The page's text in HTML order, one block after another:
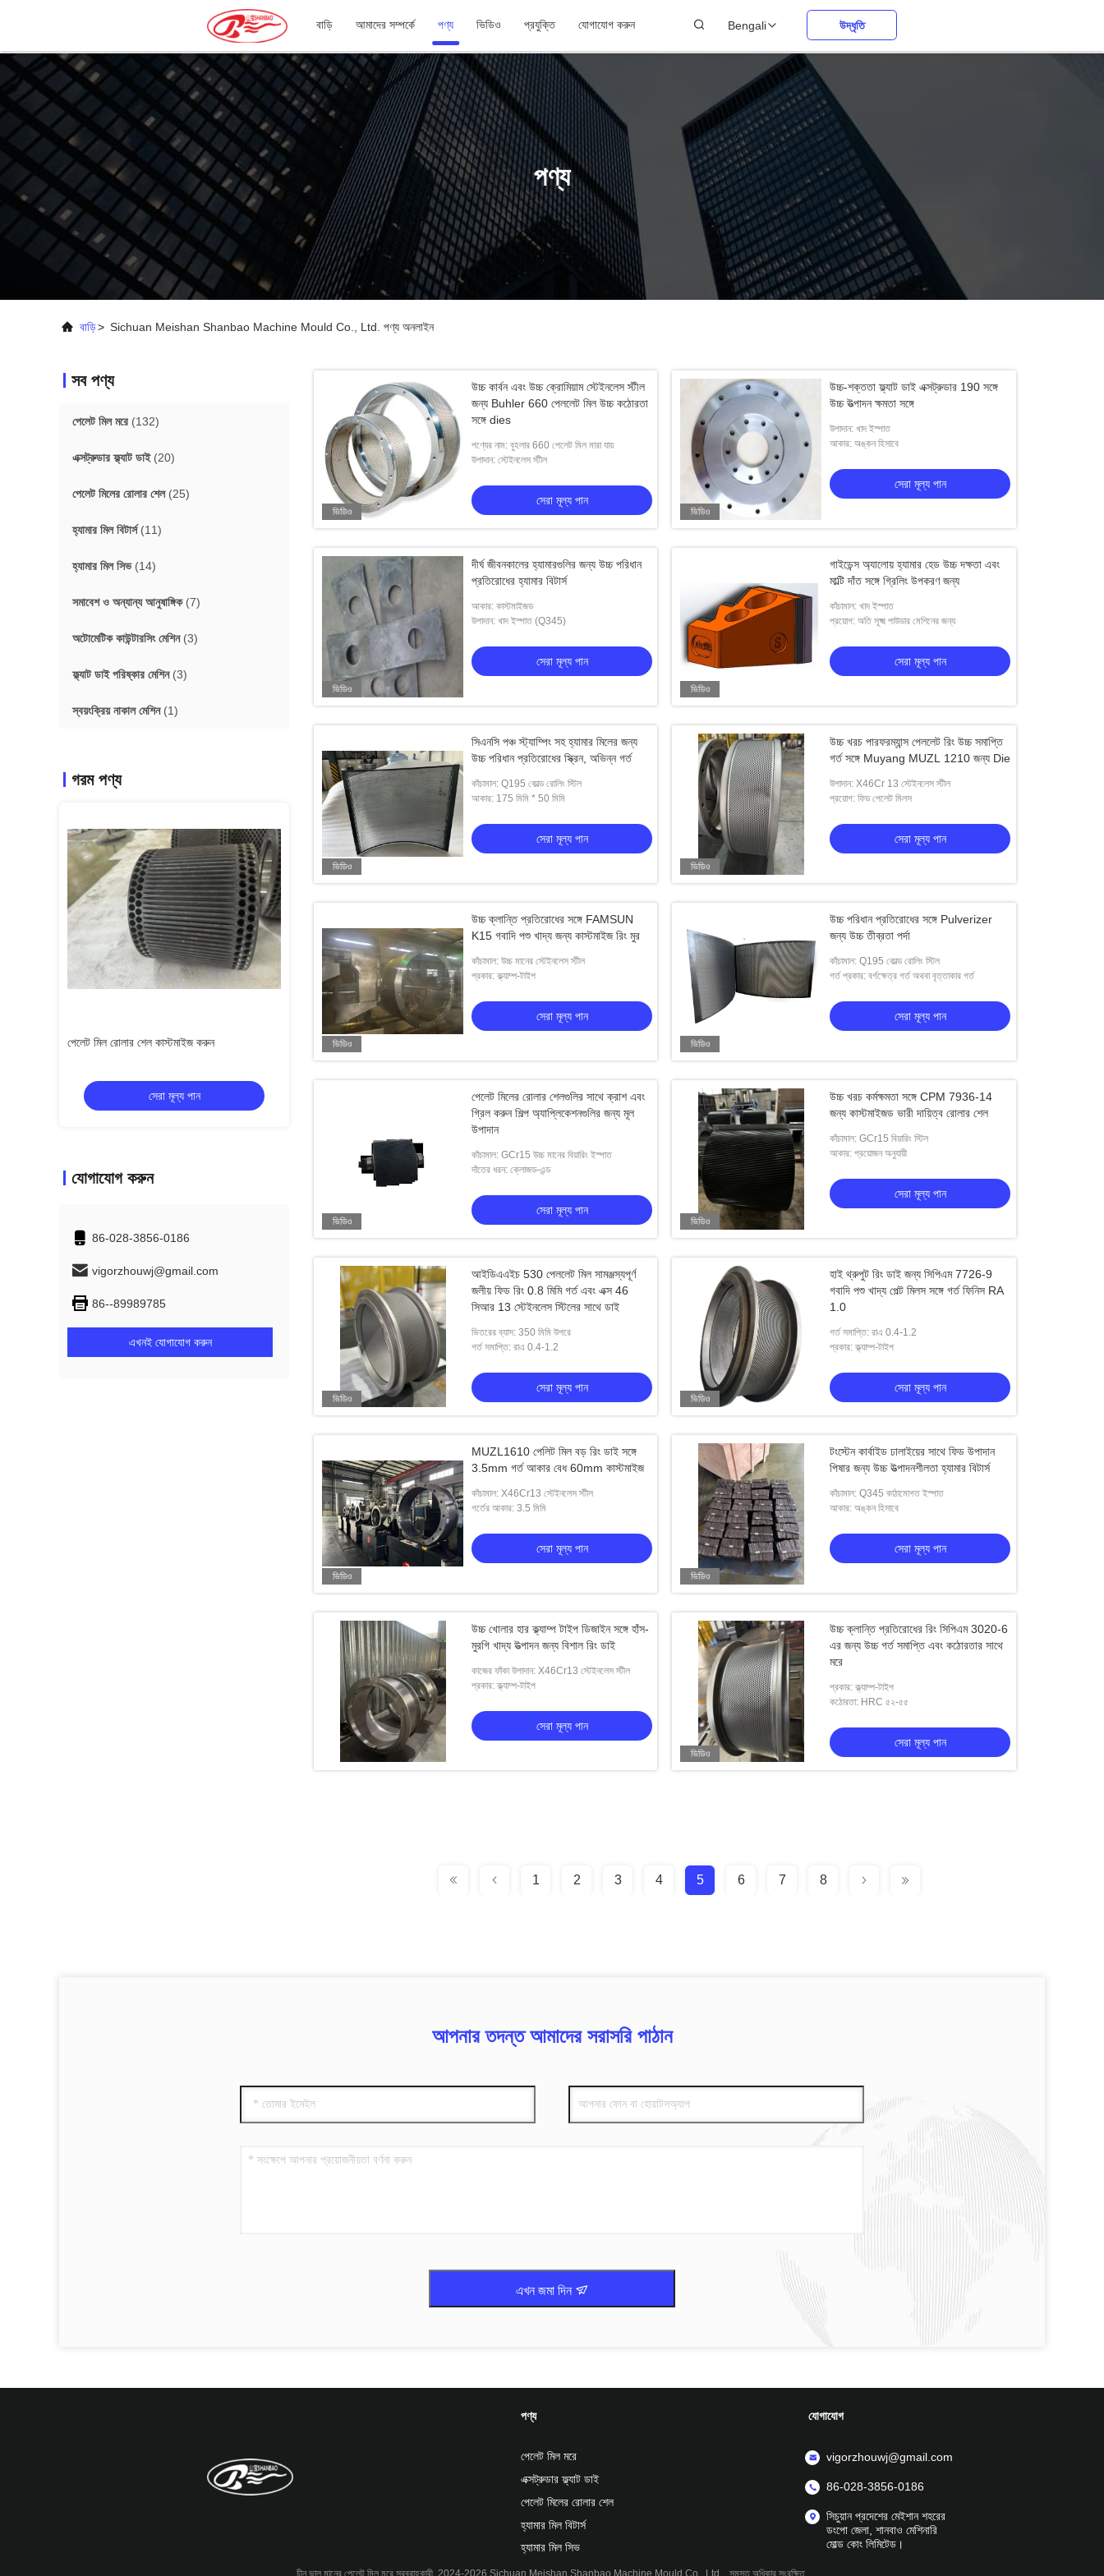
বাড়ি আমাদের সম্পর্কে পণ্য ভিডিও প্রযুক্তি যোগাযোগ করুন Bengali উদ্ধৃতি
পণ্য
বাড়ি> Sichuan Meishan Shanbao Machine Mould Co., Ltd. পণ্য অনলাইন
সব পণ্য
পেলেট মিল মরে (132)
এক্সট্রুডার ফ্ল্যাট ডাই(20)
পেলেট মিলের রোলার শেল(25)
হ্যামার মিল বিটার্স(11)
হ্যামার মিল সিভ(14)
সমাবেশ ও অন্যান্য আনুষাঙ্গিক(7)
অটোমেটিক কাউন্টারসিং মেশিন(3)
ফ্ল্যাট ডাই পরিষ্কার মেশিন(3)
স্বয়ংক্রিয় নাকাল মেশিন(1)
গরম পণ্য
পেলেট মিল রোলার শেল কাস্টমাইজ করুন
সেরা মূল্য পান
কাস্টমাইজড ফ্ল্যাট ডাই
সেরা মূল্য পান
ভিডিও
উচ্চ কঠোরতা পেললেট মিল রোলার শেল
সেরা মূল্য পান
যোগাযোগ করুন
86-028-3856-0186
vigorzhouwj@gmail.com
86--89989785
এখনই যোগাযোগ করুন
ভিডিও
উচ্চ কার্বন এবং উচ্চ ক্রোমিয়াম স্টেইনলেস স্টীল
জন্য Buhler 660 পেললেট মিল উচ্চ কঠোরতা
সঙ্গে dies
পণ্যের নাম: বুহলার 660 পেলেট মিল মারা যায়
উপাদান: স্টেইনলেস স্টীল
সেরা মূল্য পান
ভিডিও
উচ্চ-শক্ততা ফ্ল্যাট ডাই এক্সট্রুডার 190 সঙ্গে
উচ্চ উত্পাদন ক্ষমতা সঙ্গে
উপাদান: খাদ ইস্পাত
আকার: অঙ্কন হিসাবে
সেরা মূল্য পান
ভিডিও
দীর্ঘ জীবনকালের হ্যামারগুলির জন্য উচ্চ পরিধান
প্রতিরোধের হ্যামার বিটার্স
আকার: কাস্টমাইজড
উপাদান: খাদ ইস্পাত (Q345)
সেরা মূল্য পান
ভিডিও
গাইডেন্স অ্যালোয় হ্যামার হেড উচ্চ দক্ষতা এবং
মাল্টি দাঁত সঙ্গে গ্রিলিং উপকরণ জন্য
কাঁচামাল: খাদ ইস্পাত
প্রয়োগ: অতি সূক্ষ্ম পাউডার মেশিনের জন্য
সেরা মূল্য পান
ভিডিও
সিএনসি পঞ্চ স্ট্যাম্পিং সহ হ্যামার মিলের জন্য
উচ্চ পরিধান প্রতিরোধের স্ক্রিন, অভিন্ন গর্ত
কাঁচামাল: Q195 কোল্ড রোলিং স্টিল
আকার: 175 মিমি * 50 মিমি
সেরা মূল্য পান
ভিডিও
উচ্চ খরচ পারফরম্যান্স পেললেট রিং উচ্চ সমাপ্তি
গর্ত সঙ্গে Muyang MUZL 1210 জন্য Die
উপাদান: X46Cr 13 স্টেইনলেস স্টীল
প্রয়োগ: ফিড পেলেট মিলস
সেরা মূল্য পান
ভিডিও
উচ্চ ক্লান্তি প্রতিরোধের সঙ্গে FAMSUN
K15 গবাদি পশু খাদ্য জন্য কাস্টমাইজ রিং মুর
কাঁচামাল: উচ্চ মানের স্টেইনলেস স্টীল
প্রকার: ক্ল্যাম্প-টাইপ
সেরা মূল্য পান
ভিডিও
উচ্চ পরিধান প্রতিরোধের সঙ্গে Pulverizer
জন্য উচ্চ তীব্রতা পর্দা
কাঁচামাল: Q195 কোল্ড রোলিং স্টিল
গর্ত প্রকার: বর্গক্ষেত্র গর্ত অথবা বৃত্তাকার গর্ত
সেরা মূল্য পান
ভিডিও
পেলেট মিলের রোলার শেলগুলির সাথে ক্রাশ এবং
গ্রিল করুন শিল্প অ্যাপ্লিকেশনগুলির জন্য মূল
উপাদান
কাঁচামাল: GCr15 উচ্চ মানের বিয়ারিং ইস্পাত
দাঁতের ধরন: ক্লোজড-এন্ড
সেরা মূল্য পান
ভিডিও
উচ্চ খরচ কর্মক্ষমতা সঙ্গে CPM 7936-14
জন্য কাস্টমাইজড ভারী দায়িত্ব রোলার শেল
কাঁচামাল: GCr15 বিয়ারিং স্টিল
আকার: প্রয়োজন অনুযায়ী
সেরা মূল্য পান
ভিডিও
আইডিএএইচ 530 পেললেট মিল সামঞ্জস্যপূর্ণ
জলীয় ফিড রিং 0.8 মিমি গর্ত এবং এক্স 46
সিআর 13 স্টেইনলেস স্টিলের সাথে ডাই
ভিতরের ব্যাস: 350 মিমি উপরে
গর্ত সমাপ্তি: রাএ 0.4-1.2
সেরা মূল্য পান
ভিডিও
হাই থ্রুপুট রিং ডাই জন্য সিপিএম 7726-9
গবাদি পশু খাদ্য পেল্ট মিলস সঙ্গে গর্ত ফিনিস RA
1.0
গর্ত সমাপ্তি: রাএ 0.4-1.2
প্রকার: ক্ল্যাম্প-টাইপ
সেরা মূল্য পান
ভিডিও
MUZL1610 পেলিট মিল বড় রিং ডাই সঙ্গে
3.5mm গর্ত আকার বেধ 60mm কাস্টমাইজ
কাঁচামাল: X46Cr13 স্টেইনলেস স্টীল
গর্তের আকার: 3.5 মিমি
সেরা মূল্য পান
ভিডিও
টংস্টেন কার্বাইড ঢালাইয়ের সাথে ফিড উপাদান
পিষার জন্য উচ্চ উত্পাদনশীলতা হ্যামার বিটার্স
কাঁচামাল: Q345 কাঠামোগত ইস্পাত
আকার: অঙ্কন হিসাবে
সেরা মূল্য পান
উচ্চ খোলার হার ক্ল্যাম্প টাইপ ডিজাইন সঙ্গে হাঁস-
মুরগি খাদ্য উত্পাদন জন্য বিশাল রিং ডাই
কাজের ফাঁকা উপাদান: X46Cr13 স্টেইনলেস স্টীল
প্রকার: ক্ল্যাম্প-টাইপ
সেরা মূল্য পান
ভিডিও
উচ্চ ক্লান্তি প্রতিরোধের রিং সিপিএম 3020-6
এর জন্য উচ্চ গর্ত সমাপ্তি এবং কঠোরতার সাথে
মরে
প্রকার: ক্ল্যাম্প-টাইপ
কঠোরতা: HRC ৫২-৫৫
সেরা মূল্য পান
1 2 3 4 5 6 7 8
আপনার তদন্ত আমাদের সরাসরি পাঠান
এখন জমা দিন
পণ্য
পেলেট মিল মরে
এক্সট্রুডার ফ্ল্যাট ডাই
পেলেট মিলের রোলার শেল
হ্যামার মিল বিটার্স
হ্যামার মিল সিভ
যোগাযোগ
vigorzhouwj@gmail.com
86-028-3856-0186
সিচুয়ান প্রদেশের মেইশান শহরের
ডংপো জেলা, শানবাও মেশিনারি
মোল্ড কোং লিমিটেড।
চীন ভাল মানের পেলেট মিল মরে সরবরাহকারী. 2024-2026 Sichuan Meishan Shanbao Machine Mould Co., Ltd. . সমস্ত অধিকার সংরক্ষিত.